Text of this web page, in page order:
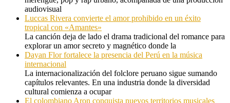
audiovisual
Luccas Rivera convierte el amor prohibido en un éxito
tropical con «Amantes»
La canción deja de lado el drama tradicional del romance para
explorar un amor secreto y magnético donde la
Dayan Flor fortalece la presencia del Perú en la música
internacional
La internacionalización del folclore peruano sigue sumando
capítulos relevantes. En una industria donde la diversidad
cultural comienza a ocupar
El colombiano Aron conquista nuevos territorios musicales